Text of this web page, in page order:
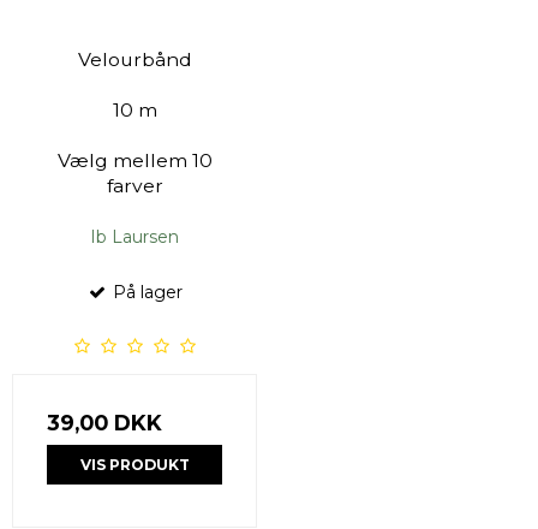
Velourbånd
10 m
Vælg mellem 10
farver
Ib Laursen
På lager
39,00 DKK
VIS PRODUKT